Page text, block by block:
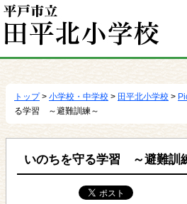
動
トップ> 小学校・中学校 > 田平北小学校 >
る学習 ～避難訓練～
いのちを守る学習 ～避難訓